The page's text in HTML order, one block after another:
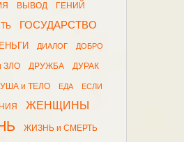
ВЫВОД ГЕНИЙ
ГОСУДАРСТВО
ДИАЛОГ ДОБРО
ЗЛО ДРУЖБА ДУРАК
и ТЕЛО ЕДА ЕСЛИ
ЖЕНЩИНЫ
ЖИЗНЬ и СМЕРТЬ